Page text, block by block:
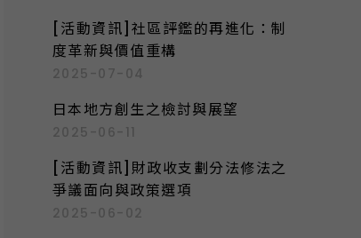
[活動資訊]社區評鑑的再進化：制
度革新與價值重構
2025-07-04
日本地方創生之檢討與展望
2025-06-11
[活動資訊]財政收支劃分法修法之
爭議面向與政策選項
2025-06-02